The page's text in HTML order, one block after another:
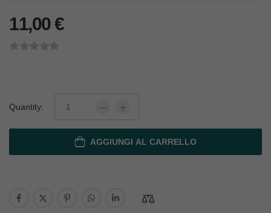
11,00€
Quantity:
AGGIUNGI AL CARRELLO